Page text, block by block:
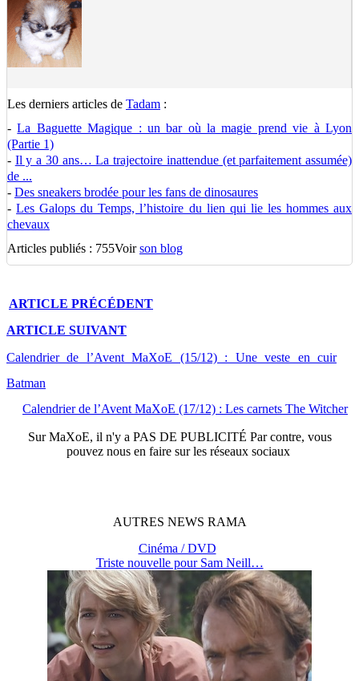
Les derniers articles de Tadam :
-La Baguette Magique : un bar où la magie prend vie à Lyon
(Partie 1)
- Il y a 30 ans… La trajectoire inattendue (et parfaitement assumée)
de ...
- Des sneakers brodée pour les fans de dinosaures
-Les Galops du Temps, l’histoire du lien qui lie les hommes aux
chevaux
Articles publiés : 755Voirson blog
ARTICLE PRÉCÉDENT
ARTICLE SUIVANT
Calendrier de l’Avent MaXoE (15/12) : Une veste en cuir
Batman
Calendrier de l’Avent MaXoE (17/12) : Les carnets The Witcher
SurMaXoE, il n'y a PAS DE PUBLICITÉ Par contre, vous
pouvez nous en faire sur les réseaux sociaux
AUTRES NEWS RAMA
Cinéma / DVD
Triste nouvelle pour Sam Neill…